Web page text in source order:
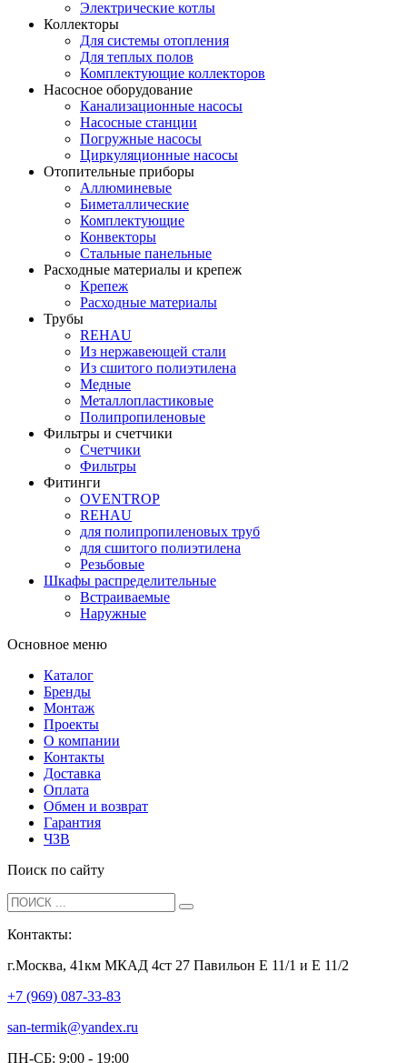
Электрические котлы
Коллекторы
Для системы отопления
Для теплых полов
Комплектующие коллекторов
Насосное оборудование
Канализационные насосы
Насосные станции
Погружные насосы
Циркуляционные насосы
Отопительные приборы
Аллюминевые
Биметаллические
Комплектующие
Конвекторы
Стальные панельные
Расходные материалы и крепеж
Крепеж
Расходные материалы
Трубы
REHAU
Из нержавеющей стали
Из сшитого полиэтилена
Медные
Металлопластиковые
Полипропиленовые
Фильтры и счетчики
Счетчики
Фильтры
Фитинги
OVENTROP
REHAU
для полипропиленовых труб
для сшитого полиэтилена
Резьбовые
Шкафы распределительные
Встраиваемые
Наружные
Основное меню
Каталог
Бренды
Монтаж
Проекты
О компании
Контакты
Доставка
Оплата
Обмен и возврат
Гарантия
ЧЗВ
Поиск по сайту
Контакты:
г.Москва, 41км МКАД 4ст 27 Павильон Е 11/1 и Е 11/2
+7 (969) 087-33-83
san-termik@yandex.ru
ПН-СБ: 9:00 - 19:00